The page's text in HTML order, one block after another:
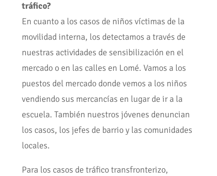
tráfico?
En cuanto a los casos de niños víctimas de la
movilidad interna, los detectamos a través de
nuestras actividades de sensibilización en el
mercado o en las calles en Lomé. Vamos a los
puestos del mercado donde vemos a los niños
vendiendo sus mercancías en lugar de ir a la
escuela. También nuestros jóvenes denuncian
los casos, los jefes de barrio y las comunidades
locales.
Para los casos de tráfico transfronterizo,